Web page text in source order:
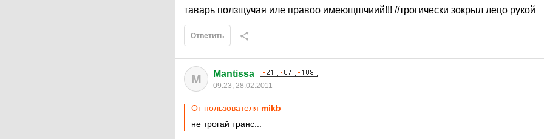
таварь ползщучая иле правоо имеющшчиий!!! //трогически зокрыл лецо рукой
Ответить
M Mantissa
09:23, 28.02.2011
От пользователя mikb
не трогай транс...